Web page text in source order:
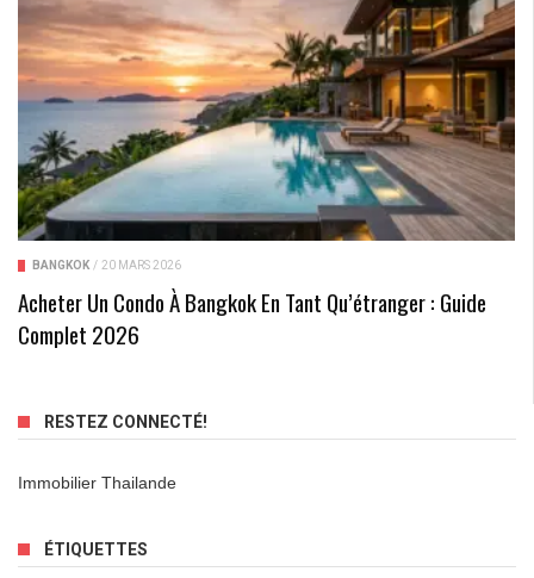
BANGKOK / 20 MARS 2026
Acheter Un Condo À Bangkok En Tant Qu’étranger : Guide
Complet 2026
RESTEZ CONNECTÉ!
Immobilier Thailande
ÉTIQUETTES